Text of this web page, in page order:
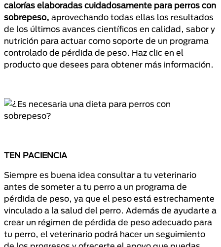
calorías elaboradas cuidadosamente para perros con
sobrepeso, aprovechando todas ellas los resultados
de los últimos avances científicos en calidad, sabor y
nutrición para actuar como soporte de un programa
controlado de pérdida de peso. Haz clic en el
producto que desees para obtener más información.
TEN PACIENCIA
Siempre es buena idea consultar a tu veterinario
antes de someter a tu perro a un programa de
pérdida de peso, ya que el peso está estrechamente
vinculado a la salud del perro. Además de ayudarte a
crear un régimen de pérdida de peso adecuado para
tu perro, el veterinario podrá hacer un seguimiento